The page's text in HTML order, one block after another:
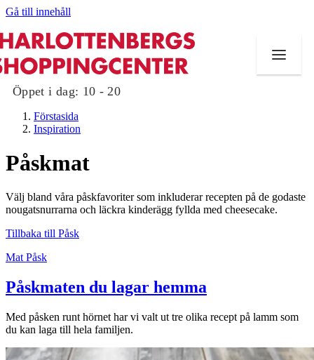
Gå till innehåll
Öppet i dag: 10 - 20
Mat och dryck
Evenemang
Erbjudanden
Kundklubb
Inspiration
Förstasida
Inspiration
Påskmat
Välj bland våra påskfavoriter som inkluderar recepten på de godaste
nougatsnurrarna och läckra kinderägg fyllda med cheesecake.
Tillbaka till Påsk
Mat Påsk
Påskmaten du lagar hemma
Med påsken runt hörnet har vi valt ut tre olika recept på lamm som
du kan laga till hela familjen.